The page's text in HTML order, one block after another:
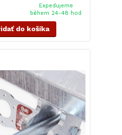
Expedujeme
během 24-48 hod
do košíka